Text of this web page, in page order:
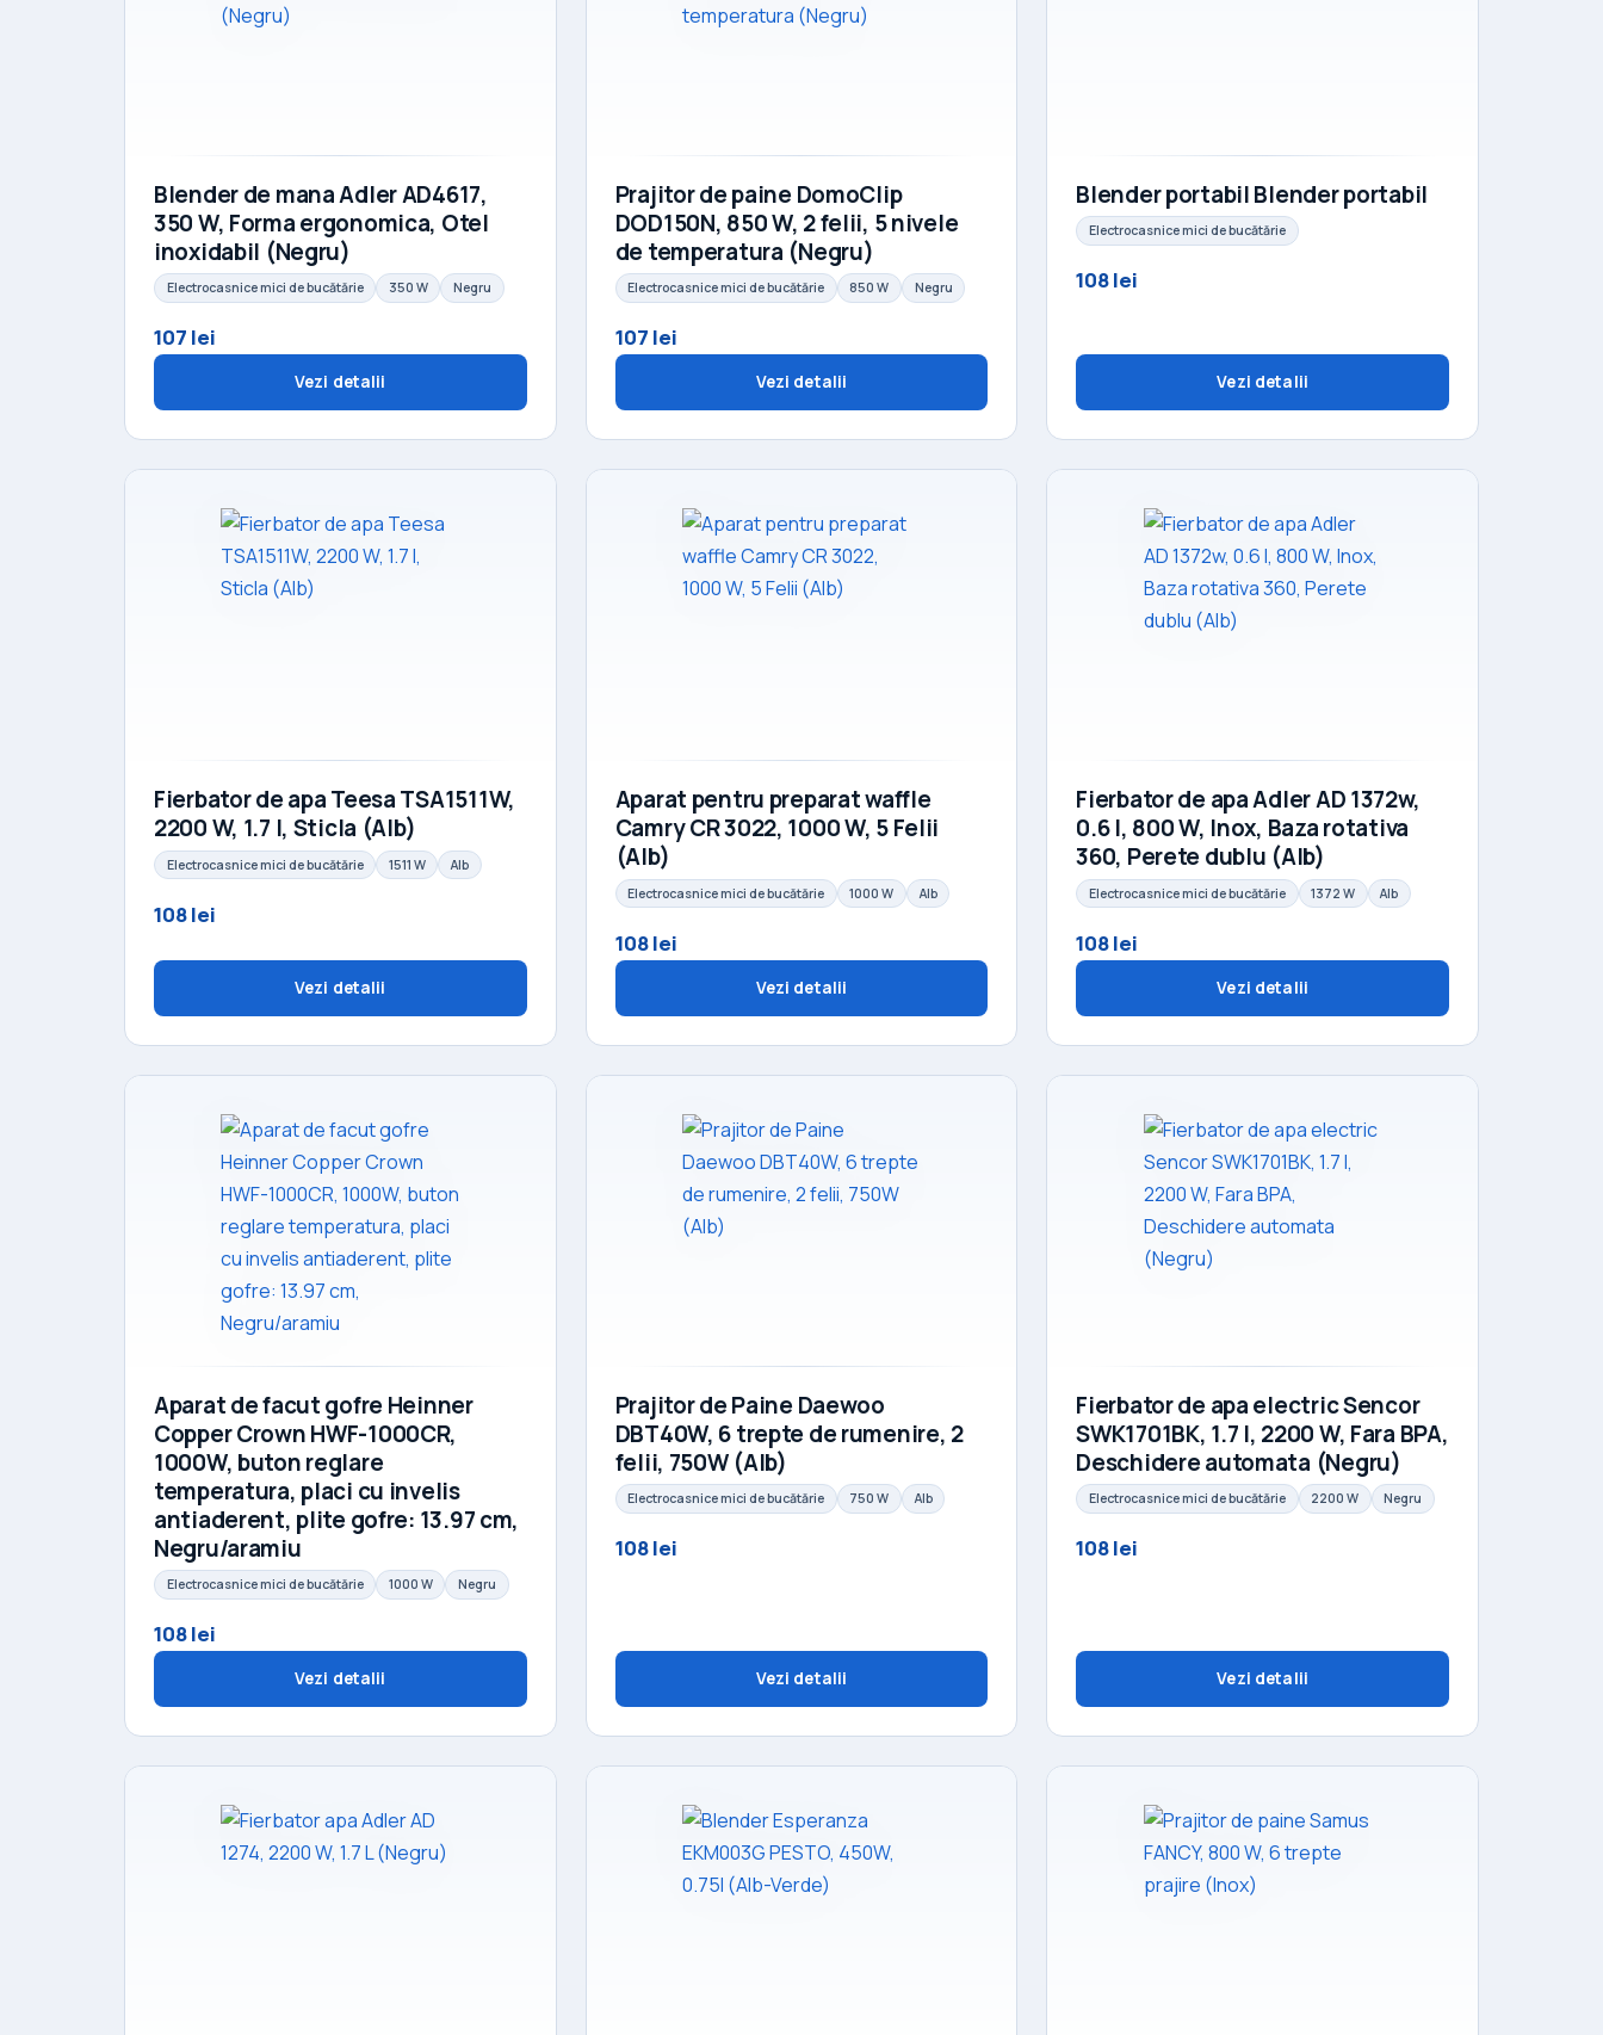
Blender de mana Adler AD4617,
350 W, Forma ergonomica, Otel
inoxidabil (Negru)
Electrocasnice mici de bucătărie 350 W Negru
107 lei
Vezi detalii
Prajitor de paine DomoClip
DOD150N, 850 W, 2 felii, 5 nivele
de temperatura (Negru)
Electrocasnice mici de bucătărie 850 W Negru
107 lei
Vezi detalii
Blender portabil Blender portabil
Electrocasnice mici de bucătărie
108 lei
Vezi detalii
Fierbator de apa Teesa TSA1511W,
2200 W, 1.7 l, Sticla (Alb)
Electrocasnice mici de bucătărie 1511 W Alb
108 lei
Vezi detalii
Aparat pentru preparat waffle
Camry CR 3022, 1000 W, 5 Felii
(Alb)
Electrocasnice mici de bucătărie 1000 W Alb
108 lei
Vezi detalii
Fierbator de apa Adler AD 1372w,
0.6 l, 800 W, Inox, Baza rotativa
360, Perete dublu (Alb)
Electrocasnice mici de bucătărie 1372 W Alb
108 lei
Vezi detalii
Aparat de facut gofre Heinner
Copper Crown HWF-1000CR,
1000W, buton reglare
temperatura, placi cu invelis
antiaderent, plite gofre: 13.97 cm,
Negru/aramiu
Electrocasnice mici de bucătărie 1000 W Negru
108 lei
Vezi detalii
Prajitor de Paine Daewoo
DBT40W, 6 trepte de rumenire, 2
felii, 750W (Alb)
Electrocasnice mici de bucătărie 750 W Alb
108 lei
Vezi detalii
Fierbator de apa electric Sencor
SWK1701BK, 1.7 l, 2200 W, Fara BPA,
Deschidere automata (Negru)
Electrocasnice mici de bucătărie 2200 W Negru
108 lei
Vezi detalii